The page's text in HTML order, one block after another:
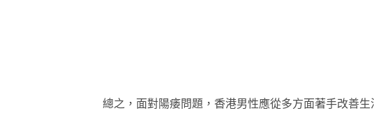
總之，面對陽痿問題，香港男性應從多方面著手改善